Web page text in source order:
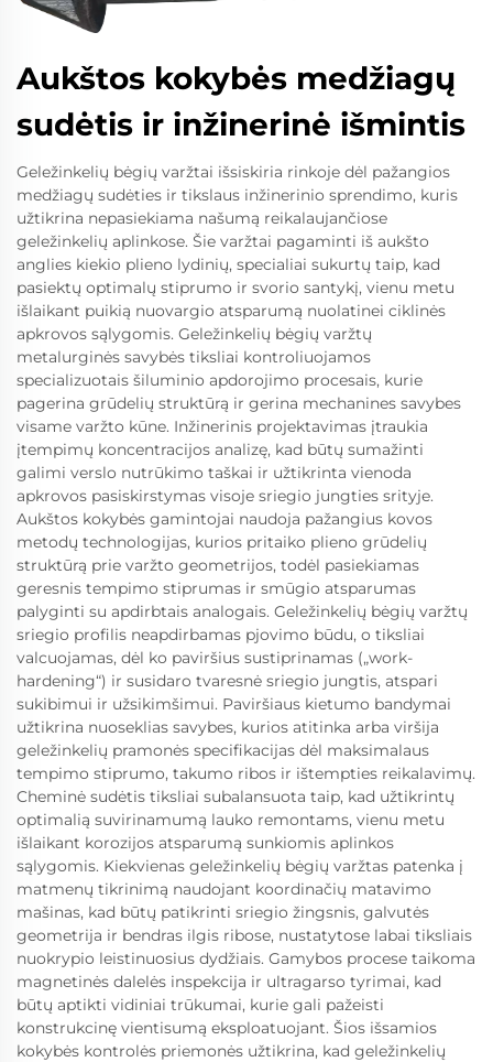
Aukštos kokybės medžiagų
sudėtis ir inžinerinė išmintis
Geležinkelių bėgių varžtai išsiskiria rinkoje dėl pažangios
medžiagų sudėties ir tikslaus inžinerinio sprendimo, kuris
užtikrina nepasiekiama našumą reikalaujančiose
geležinkelių aplinkose. Šie varžtai pagaminti iš aukšto
anglies kiekio plieno lydinių, specialiai sukurtų taip, kad
pasiektų optimalų stiprumo ir svorio santykį, vienu metu
išlaikant puikią nuovargio atsparumą nuolatinei ciklinės
apkrovos sąlygomis. Geležinkelių bėgių varžtų
metalurginės savybės tiksliai kontroliuojamos
specializuotais šiluminio apdorojimo procesais, kurie
pagerina grūdelių struktūrą ir gerina mechanines savybes
visame varžto kūne. Inžinerinis projektavimas įtraukia
įtempimų koncentracijos analizę, kad būtų sumažinti
galimi verslo nutrūkimo taškai ir užtikrinta vienoda
apkrovos pasiskirstymas visoje sriegio jungties srityje.
Aukštos kokybės gamintojai naudoja pažangius kovos
metodų technologijas, kurios pritaiko plieno grūdelių
struktūrą prie varžto geometrijos, todėl pasiekiamas
geresnis tempimo stiprumas ir smūgio atsparumas
palyginti su apdirbtais analogais. Geležinkelių bėgių varžtų
sriegio profilis neapdirbamas pjovimo būdu, o tiksliai
valcuojamas, dėl ko paviršius sustiprinamas („work-
hardening“) ir susidaro tvaresnė sriegio jungtis, atspari
sukibimui ir užsikimšimui. Paviršiaus kietumo bandymai
užtikrina nuoseklias savybes, kurios atitinka arba viršija
geležinkelių pramonės specifikacijas dėl maksimalaus
tempimo stiprumo, takumo ribos ir ištempties reikalavimų.
Cheminė sudėtis tiksliai subalansuota taip, kad užtikrintų
optimalią suvirinamumą lauko remontams, vienu metu
išlaikant korozijos atsparumą sunkiomis aplinkos
sąlygomis. Kiekvienas geležinkelių bėgių varžtas patenka į
matmenų tikrinimą naudojant koordinačių matavimo
mašinas, kad būtų patikrinti sriegio žingsnis, galvutės
geometrija ir bendras ilgis ribose, nustatytose labai tiksliais
nuokrypio leistinuosius dydžiais. Gamybos procese taikoma
magnetinės dalelės inspekcija ir ultragarso tyrimai, kad
būtų aptikti vidiniai trūkumai, kurie gali pažeisti
konstrukcinę vientisumą eksploatuojant. Šios išsamios
kokybės kontrolės priemonės užtikrina, kad geležinkelių